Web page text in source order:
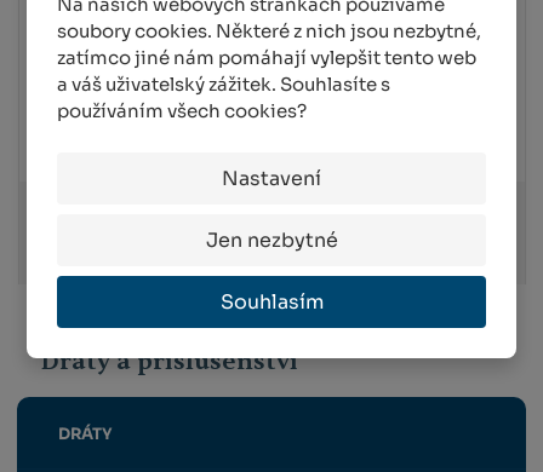
soubory cookies. Některé z nich jsou nezbytné,
zatímco jiné nám pomáhají vylepšit tento web
a váš uživatelský zážitek. Souhlasíte s
používáním všech cookies?
Nastavení
Jen nezbytné
Souhlasím
OCELOVÁ SKOBA NA DŘEVĚNÉ
SLOUPKY (500 KS)
AKTUÁLNĚ VYPRODÁNO
Dráty a příslušenství
DRÁTY